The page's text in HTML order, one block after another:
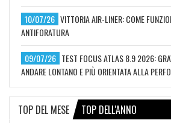
10/07/26 VITTORIA AIR-LINER: COME
ANTIFORATURA
09/07/26 TEST FOCUS ATLAS 8.9 2026:
ANDARE LONTANO E PIÙ ORIENTATA ALLA
TOP DEL MESE TOP DELL'ANNO